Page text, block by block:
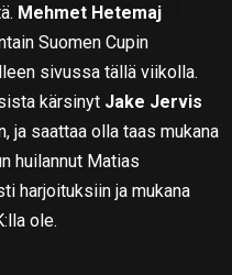
Mehmet Hetemaj
Suomen Cupin
sivussa tällä viikolla.
kärsinyt Jake Jervis
ja saattaa olla taas mukana
huilannut Matias
harjoituksiin ja mukana
ole.